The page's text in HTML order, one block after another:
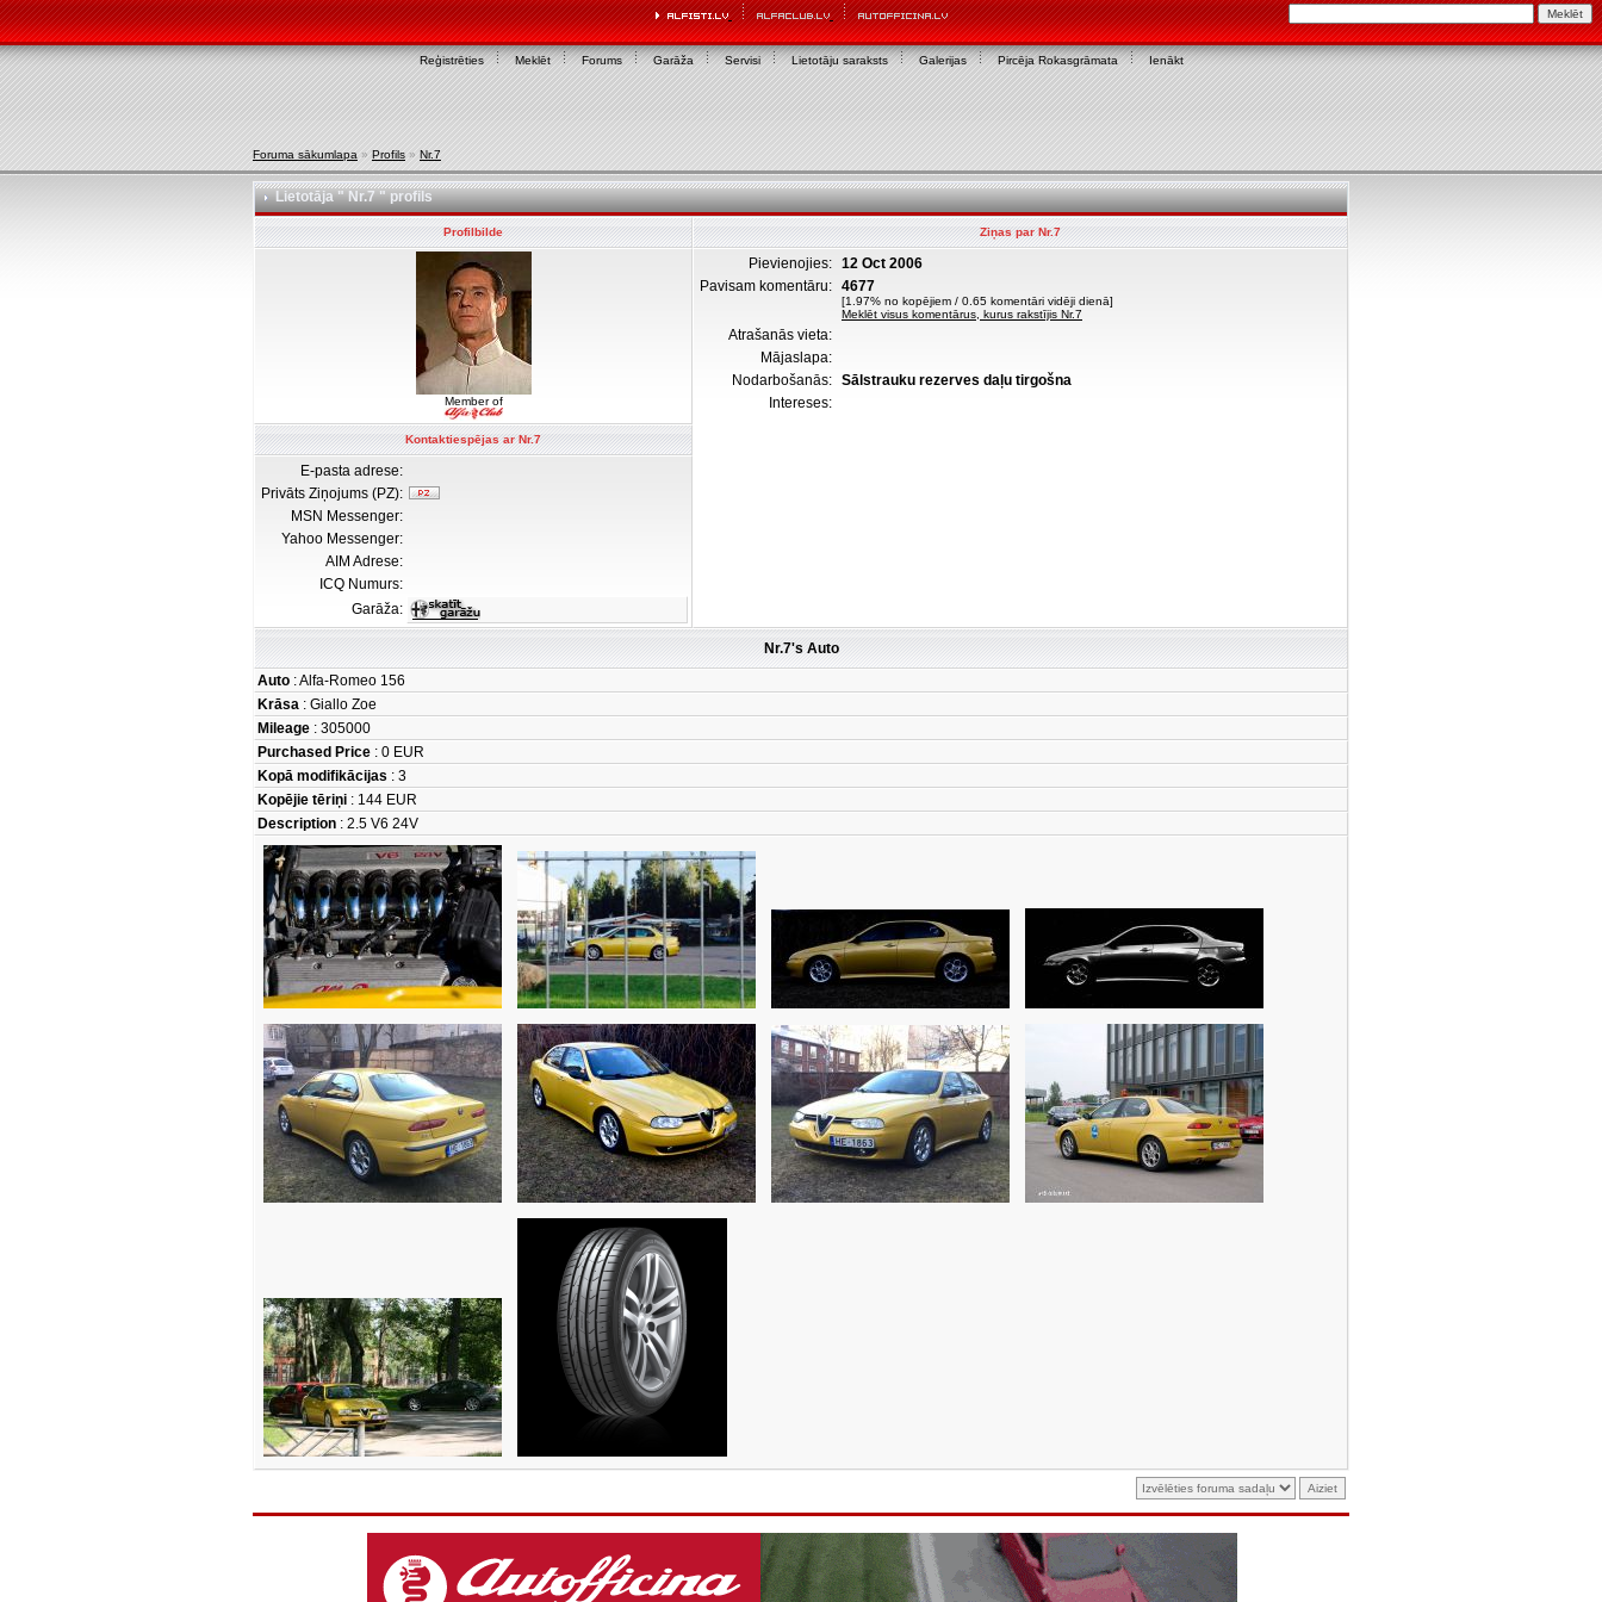
Reģistrēties Meklēt Forums Garāža Servisi Lietotāju saraksts Galerijas Pircēja Rokasgrāmata Ienākt
Foruma sākumlapa » Profils » Nr.7
Lietotāja " Nr.7 " profils
Profilbilde Ziņas par Nr.7
Member of
Pievienojies: 12 Oct 2006
Pavisam komentāru: 4677
[1.97% no kopējiem / 0.65 komentāri vidēji dienā]
Meklēt visus komentārus, kurus rakstījis Nr.7
Atrašanās vieta:
Mājaslapa:
Nodarbošanās: Sālstrauku rezerves daļu tirgošna
Intereses:
Kontaktiespējas ar Nr.7
E-pasta adrese:
Privāts Ziņojums (PZ):
MSN Messenger:
Yahoo Messenger:
AIM Adrese:
ICQ Numurs:
Garāža:
Nr.7's Auto
Auto : Alfa-Romeo 156
Krāsa : Giallo Zoe
Mileage : 305000
Purchased Price : 0 EUR
Kopā modifikācijas : 3
Kopējie tēriņi : 144 EUR
Description : 2.5 V6 24V